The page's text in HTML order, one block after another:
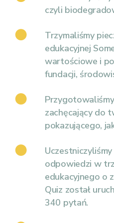
czyli
Trzymaliśmy
edukacyjnej
wartościowe i
fundacji,
zachęcający do
pokazującego,
odpowiedzi w
edukacyjnego o
Quiz został
340 pytań.